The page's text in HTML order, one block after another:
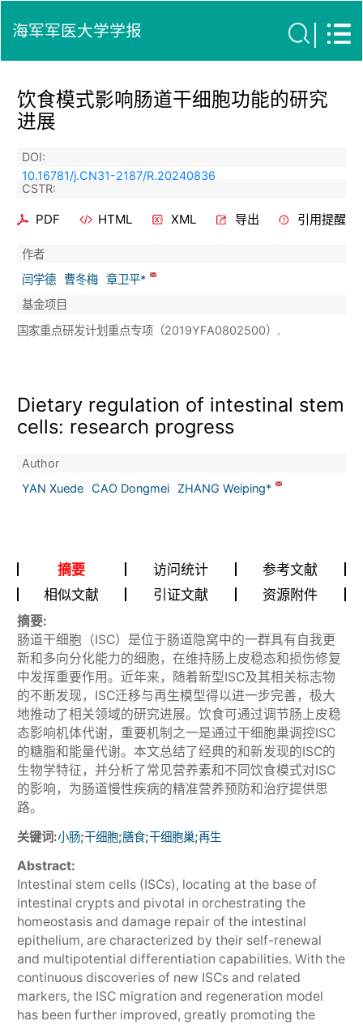
海军军医大学学报
饮食模式影响肠道干细胞功能的研究
进展
DOI:
10.16781/j.CN31-2187/R.20240836
CSTR:
PDF HTML XML 导出 引用提醒
作者
闫学德
曹冬梅 章卫平*
基金项目
国家重点研发计划重点专项（2019YFA0802500）.
Dietary regulation of intestinal stem
cells: research progress
Author
YAN Xuede CAO Dongmei ZHANG Weiping*
摘要 访问统计
参考文献
相似文献
引证文献 资源附件
摘要:
肠道干细胞（ISC）是位于肠道隐窝中的一群具有自我更
新和多向分化能力的细胞，在维持肠上皮稳态和损伤修复
中发挥重要作用。近年来，随着新型ISC及其相关标志物
的不断发现，ISC迁移与再生模型得以进一步完善，极大
地推动了相关领域的研究进展。饮食可通过调节肠上皮稳
态影响机体代谢，重要机制之一是通过干细胞巢调控ISC
的糖脂和能量代谢。本文总结了经典的和新发现的ISC的
生物学特征，并分析了常见营养素和不同饮食模式对ISC
的影响，为肠道慢性疾病的精准营养预防和治疗提供思
路。
关键词:小肠;干细胞;膳食;干细胞巢;再生
Abstract:
Intestinal stem cells (ISCs), locating at the base of
intestinal crypts and pivotal in orchestrating the
homeostasis and damage repair of the intestinal
epithelium, are characterized by their self-renewal
and multipotential differentiation capabilities. With the
continuous discoveries of new ISCs and related
markers, the ISC migration and regeneration model
has been further improved, greatly promoting the